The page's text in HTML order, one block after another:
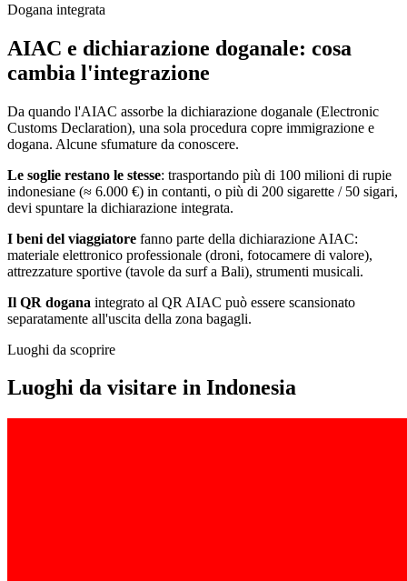
Dogana integrata
AIAC e dichiarazione doganale: cosa
cambia l'integrazione
Da quando l'AIAC assorbe la dichiarazione doganale (Electronic
Customs Declaration), una sola procedura copre immigrazione e
dogana. Alcune sfumature da conoscere.
Le soglie restano le stesse: trasportando più di 100 milioni di rupie
indonesiane (≈ 6.000 €) in contanti, o più di 200 sigarette / 50 sigari,
devi spuntare la dichiarazione integrata.
I beni del viaggiatore fanno parte della dichiarazione AIAC:
materiale elettronico professionale (droni, fotocamere di valore),
attrezzature sportive (tavole da surf a Bali), strumenti musicali.
Il QR dogana integrato al QR AIAC può essere scansionato
separatamente all'uscita della zona bagagli.
Luoghi da scoprire
Luoghi da visitare in Indonesia